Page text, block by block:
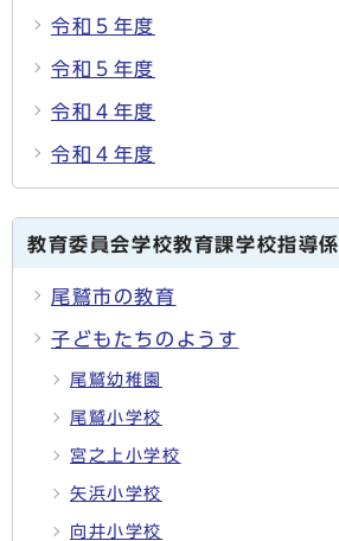
令和５年度
令和５年度
令和４年度
令和４年度
教育委員会学校教育課学校指導係
尾鷲市の教育
子どもたちのようす
尾鷲幼稚園
尾鷲小学校
宮之上小学校
矢浜小学校
向井小学校